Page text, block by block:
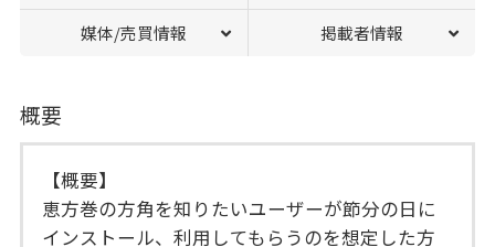
媒体/売買情報 掲載者情報
概要
【概要】
恵方巻の方角を知りたいユーザーが節分の日に
インストール、利用してもらうのを想定した方